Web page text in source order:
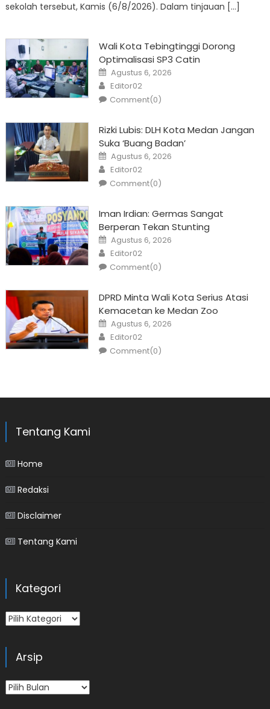
sekolah tersebut, Kamis (6/8/2026). Dalam tinjauan […]
Wali Kota Tebingtinggi Dorong
Optimalisasi SP3 Catin
Posted
on
Agustus 6, 2026
Author
Editor02
Comment(0)
Rizki Lubis: DLH Kota Medan Jangan
Suka ‘Buang Badan’
Posted
on
Agustus 6, 2026
Author
Editor02
Comment(0)
Iman Irdian: Germas Sangat
Berperan Tekan Stunting
Posted
on
Agustus 6, 2026
Author
Editor02
Comment(0)
DPRD Minta Wali Kota Serius Atasi
Kemacetan ke Medan Zoo
Posted
on
Agustus 6, 2026
Author
Editor02
Comment(0)
Tentang Kami
Home
Redaksi
Disclaimer
Tentang Kami
Kategori
Kategori
Arsip
Arsip